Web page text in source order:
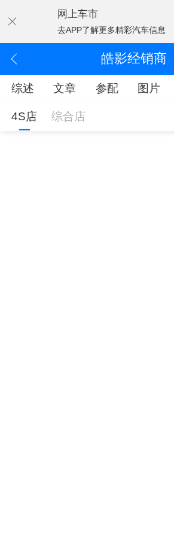
网上车市
去APP了解更多精彩汽车信息
皓影经销商
综述 文章 参配 图片
4S店 综合店